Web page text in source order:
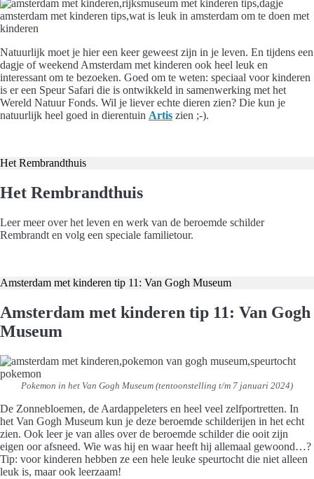
Natuurlijk moet je hier een keer geweest zijn in je leven. En tijdens een
dagje of weekend Amsterdam met kinderen ook heel leuk en
interessant om te bezoeken. Goed om te weten: speciaal voor kinderen
is er een Speur Safari die is ontwikkeld in samenwerking met het
Wereld Natuur Fonds. Wil je liever echte dieren zien? Die kun je
natuurlijk heel goed in dierentuin Artis zien ;-).
Het Rembrandthuis
Het Rembrandthuis
Leer meer over het leven en werk van de beroemde schilder
Rembrandt en volg een speciale familietour.
Amsterdam met kinderen tip 11: Van Gogh Museum
Amsterdam met kinderen tip 11: Van Gogh
Museum
Pokemon in het Van Gogh Museum (tentoonstelling t/m 7 januari 2024)
De Zonnebloemen, de Aardappeleters en heel veel zelfportretten. In
het Van Gogh Museum kun je deze beroemde schilderijen in het echt
zien. Ook leer je van alles over de beroemde schilder die ooit zijn
eigen oor afsneed. Wie was hij en waar heeft hij allemaal gewoond…?
Tip: voor kinderen hebben ze een hele leuke speurtocht die niet alleen
leuk is, maar ook leerzaam!